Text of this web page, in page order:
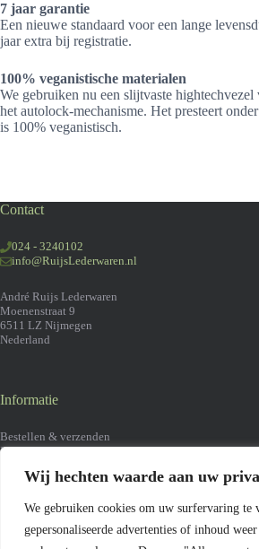
Wij hechten waarde aan uw
We gebruiken cookies om uw surfervaring te
gepersonaliseerde advertenties of inhoud
7 jaar garantie
Een nieuwe standaard voor een lange
jaar extra bij registratie.
100% veganistische materialen
We gebruiken nu een slijtvaste hightechvezel
het autolock-mechanisme. Het presteert
is 100% veganistisch.
Contact
024 - 3240102
info@RuijsLederwaren.nl
André Ruijs Lederwaren
Moenenstraat 9
6511 LZ Nijmegen
Nederland
Informatie
Bestellen & verzenden
Retourneren
Klachten